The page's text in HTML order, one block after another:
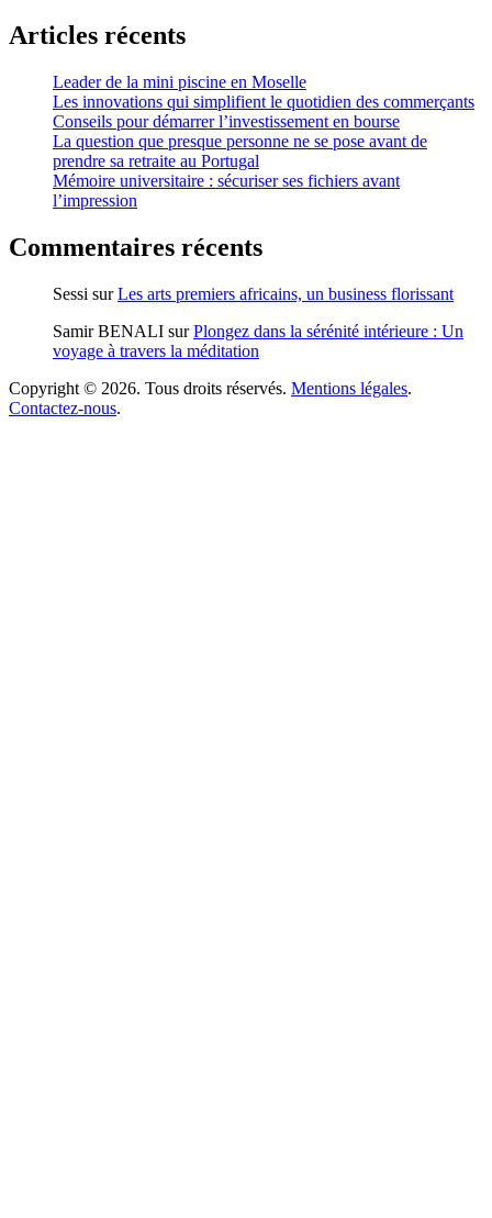
Articles récents
Leader de la mini piscine en Moselle
Les innovations qui simplifient le quotidien des commerçants
Conseils pour démarrer l’investissement en bourse
La question que presque personne ne se pose avant de
prendre sa retraite au Portugal
Mémoire universitaire : sécuriser ses fichiers avant
l’impression
Commentaires récents
Sessi surLes arts premiers africains, un business florissant
Samir BENALI surPlongez dans la sérénité intérieure : Un
voyage à travers la méditation
Copyright © 2026. Tous droits réservés. Mentions légales.
Contactez-nous.